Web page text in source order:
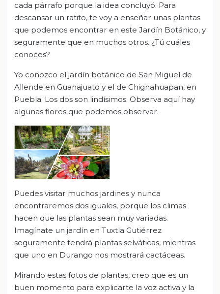
cada párrafo porque la idea concluyó. Para
descansar un ratito, te voy a enseñar unas plantas
que podemos encontrar en este Jardín Botánico, y
seguramente que en muchos otros. ¿Tú cuáles
conoces?
Yo conozco el jardín botánico de San Miguel de
Allende en Guanajuato y el de Chignahuapan, en
Puebla. Los dos son lindísimos. Observa aquí hay
algunas flores que podemos observar.
Puedes visitar muchos jardines y nunca
encontraremos dos iguales, porque los climas
hacen que las plantas sean muy variadas.
Imagínate un jardín en Tuxtla Gutiérrez
seguramente tendrá plantas selváticas, mientras
que uno en Durango nos mostrará cactáceas.
Mirando estas fotos de plantas, creo que es un
buen momento para explicarte la voz activa y la